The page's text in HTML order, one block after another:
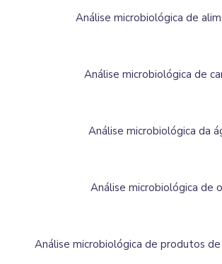
Análise microbiológica de
Análise microbiológica de
Análise microbiológica da
Análise microbiológica de
Análise microbiológica de produtos